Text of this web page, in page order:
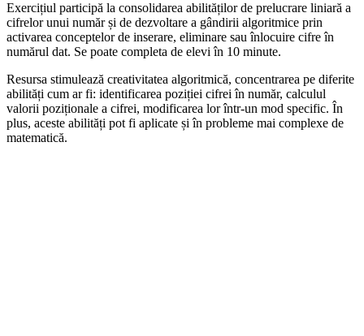
Exercițiul participă la consolidarea abilităților de prelucrare liniară a
cifrelor unui număr și de dezvoltare a gândirii algoritmice prin
activarea conceptelor de inserare, eliminare sau înlocuire cifre în
numărul dat. Se poate completa de elevi în 10 minute.
Resursa stimulează creativitatea algoritmică, concentrarea pe diferite
abilități cum ar fi: identificarea poziției cifrei în număr, calculul
valorii poziționale a cifrei, modificarea lor într-un mod specific. În
plus, aceste abilități pot fi aplicate și în probleme mai complexe de
matematică.